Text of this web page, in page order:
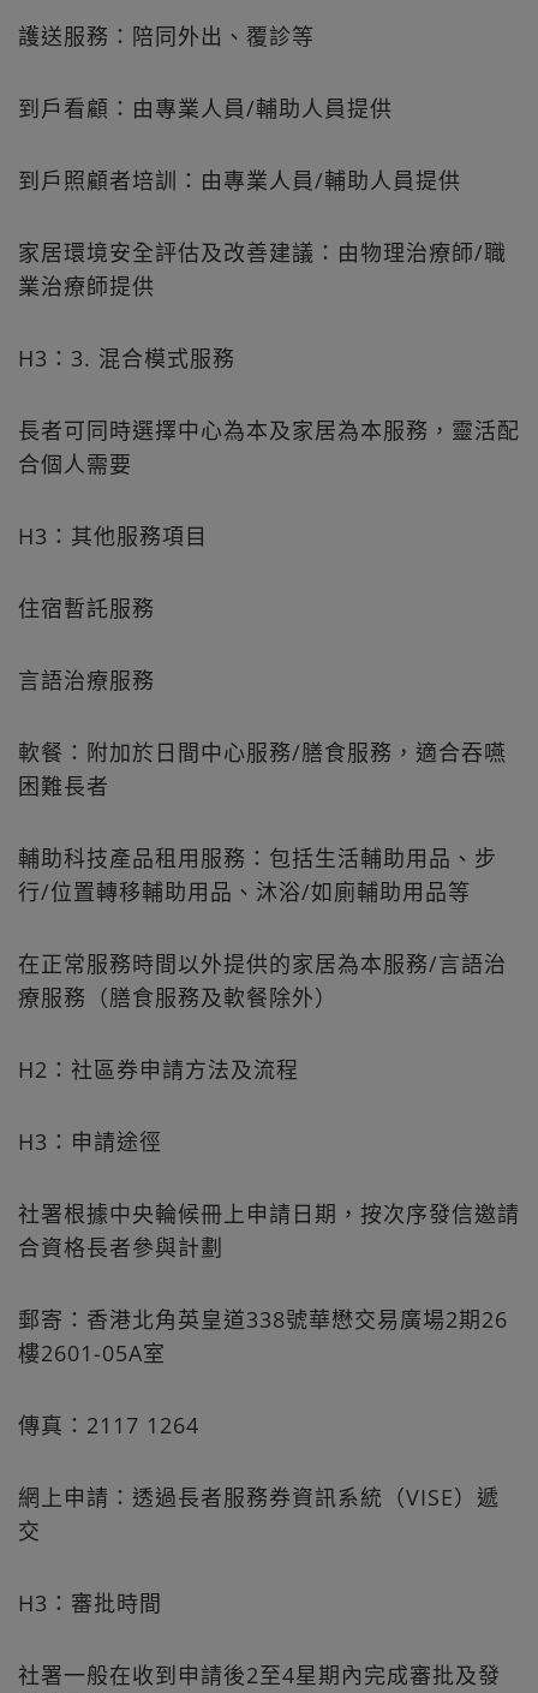
護送服務：陪同外出、覆診等
到戶看顧：由專業人員/輔助人員提供
到戶照顧者培訓：由專業人員/輔助人員提供
家居環境安全評估及改善建議：由物理治療師/職
業治療師提供
H3：3. 混合模式服務
長者可同時選擇中心為本及家居為本服務，靈活配
合個人需要
H3：其他服務項目
住宿暫託服務
言語治療服務
軟餐：附加於日間中心服務/膳食服務，適合吞嚥
困難長者
輔助科技產品租用服務：包括生活輔助用品、步
行/位置轉移輔助用品、沐浴/如廁輔助用品等
在正常服務時間以外提供的家居為本服務/言語治
療服務（膳食服務及軟餐除外）
H2：社區券申請方法及流程
H3：申請途徑
社署根據中央輪候冊上申請日期，按次序發信邀請
合資格長者參與計劃
郵寄：香港北角英皇道338號華懋交易廣場2期26
樓2601-05A室
傳真：2117 1264
網上申請：透過長者服務券資訊系統（VISE）遞
交
H3：審批時間
社署一般在收到申請後2至4星期內完成審批及發